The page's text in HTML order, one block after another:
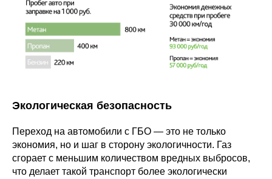
Экологическая безопасность
Переход на автомобили с ГБО — это не только
экономия, но и шаг в сторону экологичности. Газ
сгорает с меньшим количеством вредных выбросов,
что делает такой транспорт более экологически